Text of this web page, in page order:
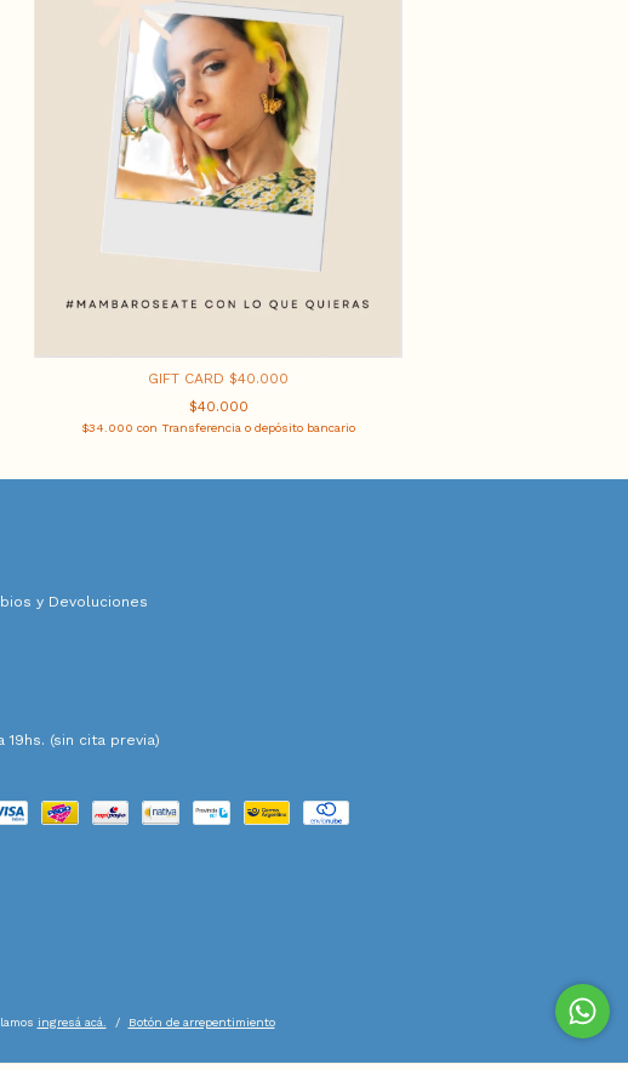
GIFT CARD $40.000
$40.000
$34.000 con Transferencia o depósito bancario
y Devoluciones
19hs. (sin cita previa)
ingresá acá. / Botón de arrepentimiento